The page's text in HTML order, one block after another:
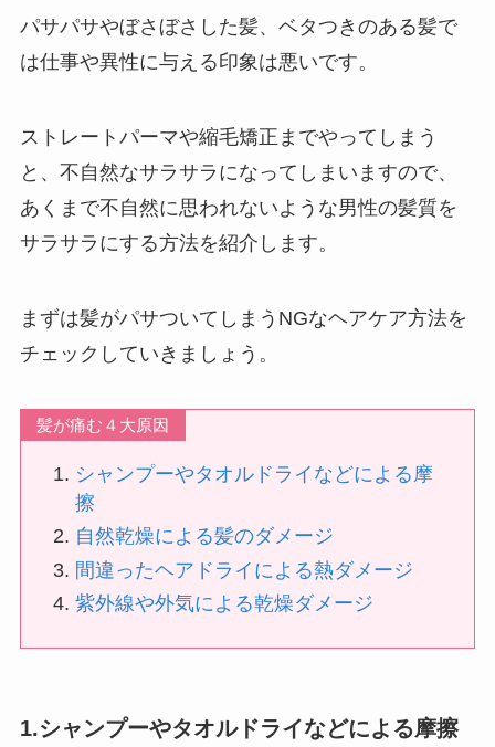
パサパサやぼさぼさした髪、ベタつきのある髪で
は仕事や異性に与える印象は悪いです。
ストレートパーマや縮毛矯正までやってしまう
と、不自然なサラサラになってしまいますので、
あくまで不自然に思われないような男性の髪質を
サラサラにする方法を紹介します。
まずは髪がパサついてしまうNGなヘアケア方法を
チェックしていきましょう。
髪が痛む４大原因
シャンプーやタオルドライなどによる摩
擦
自然乾燥による髪のダメージ
間違ったヘアドライによる熱ダメージ
紫外線や外気による乾燥ダメージ
1.シャンプーやタオルドライなどによる摩擦